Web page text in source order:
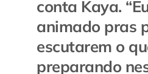
conta Kaya.
animado pras
escutarem o
preparando